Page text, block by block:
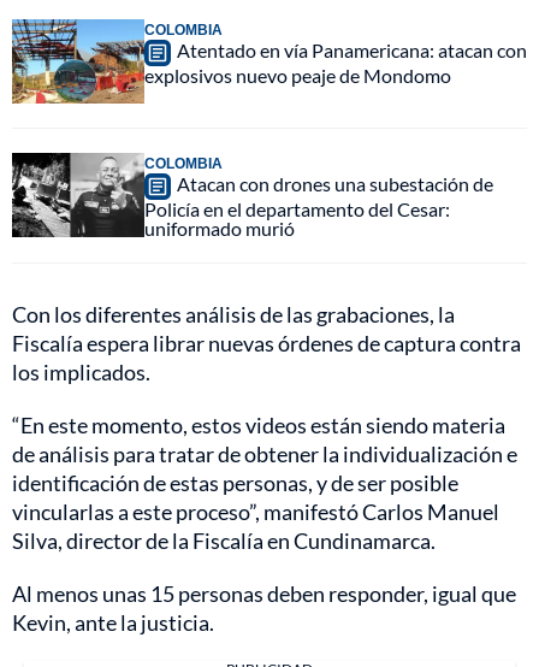
COLOMBIA
Atentado en vía Panamericana: atacan con
explosivos nuevo peaje de Mondomo
COLOMBIA
Atacan con drones una subestación de
Policía en el departamento del Cesar:
uniformado murió
Con los diferentes análisis de las grabaciones, la
Fiscalía espera librar nuevas órdenes de captura contra
los implicados.
“En este momento, estos videos están siendo materia
de análisis para tratar de obtener la individualización e
identificación de estas personas, y de ser posible
vincularlas a este proceso”, manifestó Carlos Manuel
Silva, director de la Fiscalía en Cundinamarca.
Al menos unas 15 personas deben responder, igual que
Kevin, ante la justicia.